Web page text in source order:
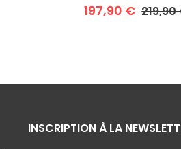
197,90 € Prix de
INSCRIPTION À LA